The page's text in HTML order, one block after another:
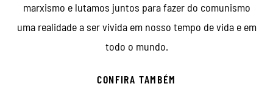
marxismo e lutamos juntos para fazer do comunismo
uma realidade a ser vivida em nosso tempo de vida e em
todo o mundo.
CONFIRA TAMBÉM